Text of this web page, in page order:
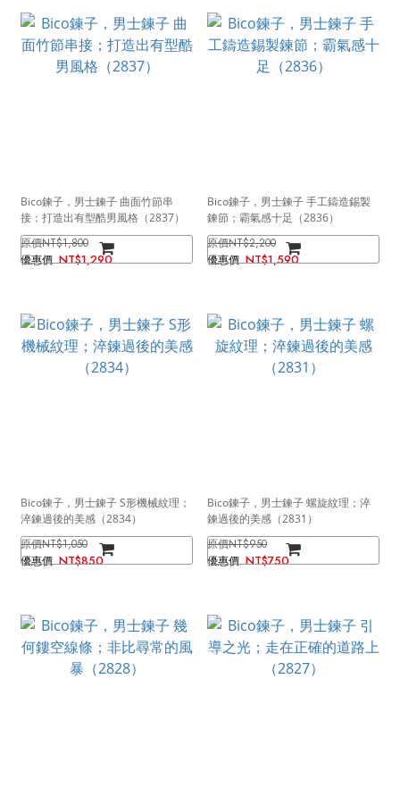
Bico鍊子，男士鍊子 曲面竹節串
接；打造出有型酷男風格（2837）
NT$1,800
NT$1,290
Bico鍊子，男士鍊子 手工鑄造錫製
鍊節；霸氣感十足（2836）
NT$2,200
NT$1,590
Bico鍊子，男士鍊子 S形機械紋理；
淬鍊過後的美感（2834）
NT$1,050
NT$850
Bico鍊子，男士鍊子 螺旋紋理；淬
鍊過後的美感（2831）
NT$950
NT$750